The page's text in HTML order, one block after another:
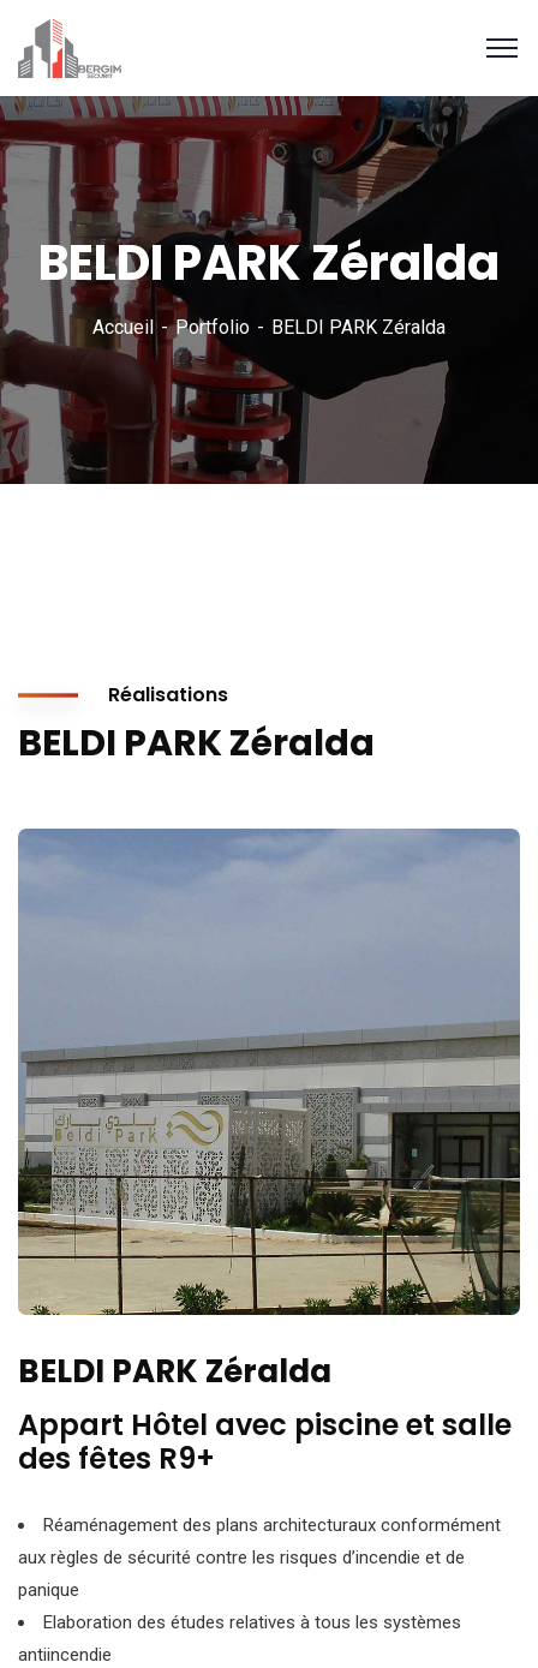
BELDI PARK Zéralda
Accueil Portfolio BELDI PARK Zéralda
Réalisations
BELDI PARK Zéralda
BELDI PARK Zéralda
Appart Hôtel avec piscine et salle
des fêtes R9+
Réaménagement des plans architecturaux conformément
aux règles de sécurité contre les risques d’incendie et de
panique
Elaboration des études relatives à tous les systèmes
antiincendie